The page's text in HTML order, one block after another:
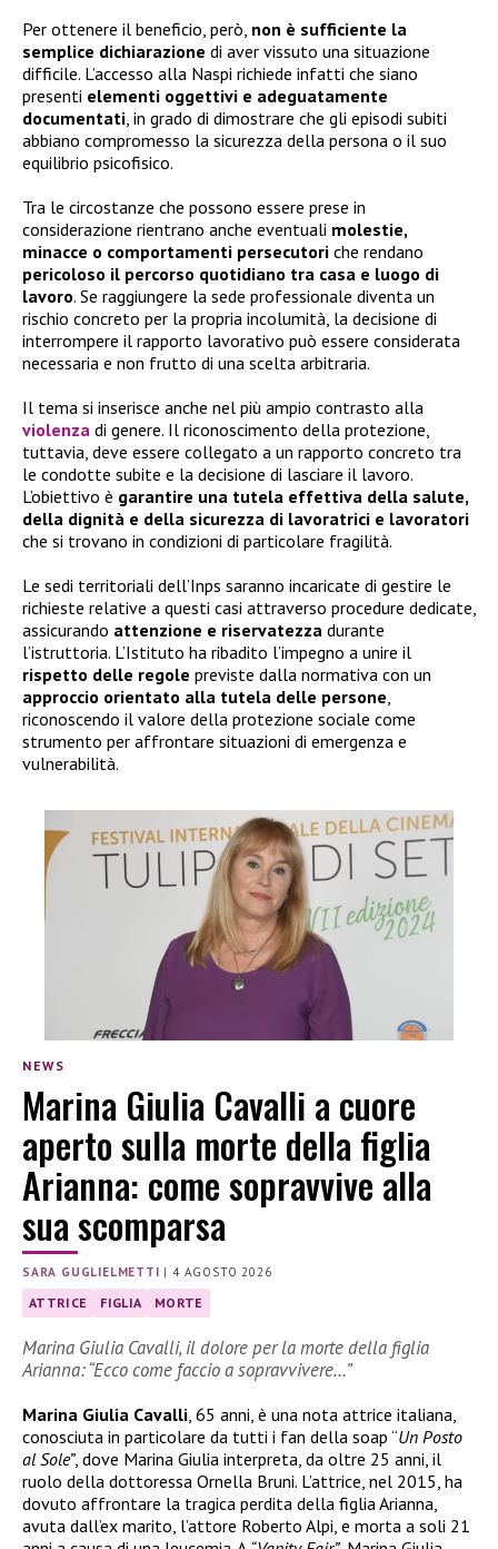
Per ottenere il beneficio, però, non è sufficiente la
semplice dichiarazione di aver vissuto una situazione
difficile. L’accesso alla Naspi richiede infatti che siano
presenti elementi oggettivi e adeguatamente
documentati , in grado di dimostrare che gli episodi subiti
abbiano compromesso la sicurezza della persona o il suo
equilibrio psicofisico.
Tra le circostanze che possono essere prese in
considerazione rientrano anche eventuali molestie,
minacce o comportamenti persecutori che rendano
pericoloso il percorso quotidiano tra casa e luogo di
lavoro. Se raggiungere la sede professionale diventa un
rischio concreto per la propria incolumità, la decisione di
interrompere il rapporto lavorativo può essere considerata
necessaria e non frutto di una scelta arbitraria.
Il tema si inserisce anche nel più ampio contrasto alla
violenza di genere. Il riconoscimento della protezione,
tuttavia, deve essere collegato a un rapporto concreto tra
le condotte subite e la decisione di lasciare il lavoro.
L’obiettivo è garantire una tutela effettiva della salute,
della dignità e della sicurezza di lavoratrici e lavoratori
che si trovano in condizioni di particolare fragilità.
Le sedi territoriali dell’Inps saranno incaricate di gestire le
richieste relative a questi casi attraverso procedure dedicate,
assicurando attenzione e riservatezza durante
l’istruttoria. L’Istituto ha ribadito l’impegno a unire il
rispetto delle regole previste dalla normativa con un
approccio orientato alla tutela delle persone
riconoscendo il valore della protezione sociale come
strumento per affrontare situazioni di emergenza e
vulnerabilità.
NEWS
Marina Giulia Cavalli a cuore
aperto sulla morte della figlia
Arianna: come sopravvive alla
sua scomparsa
SARA GUGLIELMETTI |4 AGOSTO 2026
ATTRICE FIGLIA MORTE
Marina Giulia Cavalli, il dolore per la morte della figlia
Arianna: “Ecco come faccio a sopravvivere…”
Marina Giulia Cavalli , 65 anni, è una nota attrice italiana,
conosciuta in particolare da tutti i fan della soap “Un Posto
al Sole”, dove Marina Giulia interpreta, da oltre 25 anni, il
ruolo della dottoressa Ornella Bruni. L’attrice, nel 2015, ha
dovuto affrontare la tragica perdita della figlia Arianna,
avuta dall’ex marito, l’attore Roberto Alpi, e morta a soli 21